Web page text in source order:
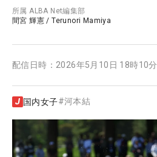
所属ALBA Net編集部
間宮 輝憲 /Terunori Mamiya
配信日時： 2026年5月10日 18時10分
国内女子#河本結